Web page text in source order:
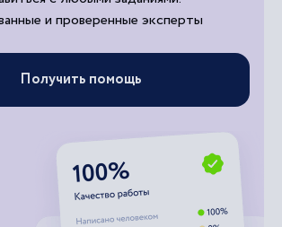
и проверенные эксперты
Получить помощь